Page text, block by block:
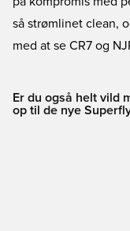
så strømlinet clean,
med at se CR7 og
Er du også helt vild
op til de nye